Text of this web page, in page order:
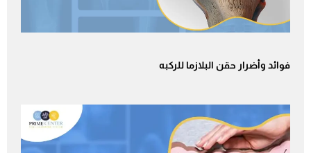
فوائد وأضرار حقن البلازما للركبه